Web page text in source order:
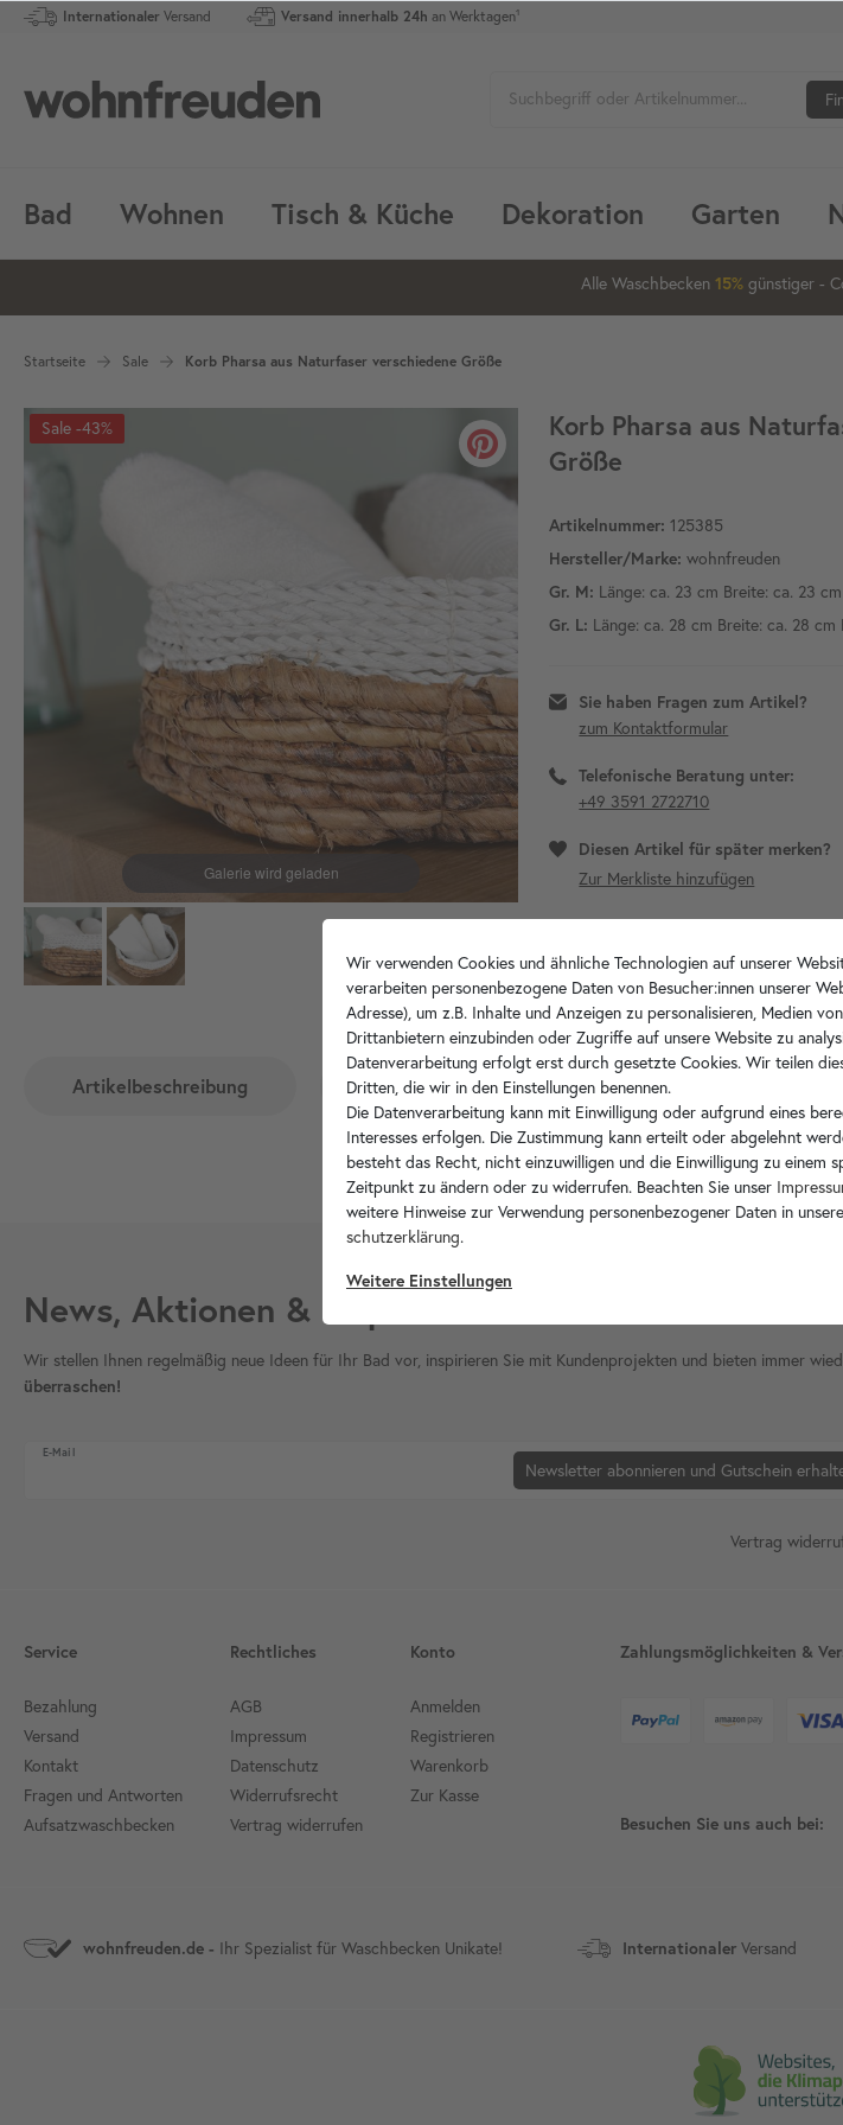
Internationaler Versand Versand innerhalb 24h an Werktagen¹
Bad Wohnen Tisch & Küche Dekoration Garten
05 54
Alle Waschbecken 15% günstiger -
20%
Startseite Sale Korb Pharsa aus Naturfaser verschiedene Größe
-43%
Korb Pharsa aus
Größe
Artikelnummer: 125385
Hersteller/Marke: wohnfreuden
Gr. M: Länge: ca. 23 cm Breite: ca. 23
Gr. L: Länge: ca. 28 cm Breite: ca. 28 cm
Sie haben Fragen zum Artikel?
zum Kontaktformular
Telefonische Beratung unter:
+49 3591 2722710
Diesen Artikel für später merken?
Artikelbeschreibung Hersteller-Info
wohnfreuden.de - Ihr Spezialist für Waschbecken Unikate! InternationalerVersand
News, Aktionen & Inspiration
Wir stellen Ihnen regelmäßig neue Ideen für Ihr Bad vor, inspirieren Sie mit Kundenprojekten und bieten immer
überraschen!
E-Mail
Newsletter Honig
Newsletter abonnieren und Gutschein
Vertrag
Service
Bezahlung
Versand
Kontakt
Fragen und Antworten
Aufsatzwaschbecken
Rechtliches
AGB
Impressum
Datenschutz
Widerrufsrecht
Vertrag widerrufen
Konto
Anmelden
Registrieren
Warenkorb
Zur Kasse
Zahlungsmöglichkeiten &
Besuchen Sie uns auch bei:
Wir verwenden Cookies und ähnliche Technologien auf unserer
verarbeiten personenbezogene Daten von Besucher:innen unserer
Adresse), um z.B. Inhalte und Anzeigen zu personalisieren, Medien von
Drittanbietern einzubinden oder Zugriffe auf unsere Website zu
Datenverarbeitung erfolgt erst durch gesetzte Cookies. Wir teilen
Dritten, die wir in den Einstellungen benennen.
Die Datenverarbeitung kann mit Einwilligung oder aufgrund eines
Interesses erfolgen. Die Zustimmung kann erteilt oder abgelehnt
besteht das Recht, nicht einzuwilligen und die Einwilligung zu einem
Zeitpunkt zu ändern oder zu widerrufen. Beachten Sie unser
weitere Hinweise zur Verwendung personenbezogener Daten in
schutz­erklärung.
Weitere Einstellungen